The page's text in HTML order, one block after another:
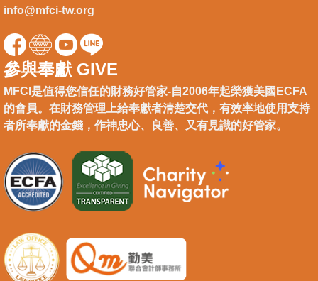
info@mfci-tw.org
參與奉獻 GIVE
MFCI是值得您信任的財務好管家-自2006年起榮獲美國ECFA
的會員。在財務管理上給奉獻者清楚交代，有效率地使用支持
者所奉獻的金錢，作神忠心、良善、又有見識的好管家。